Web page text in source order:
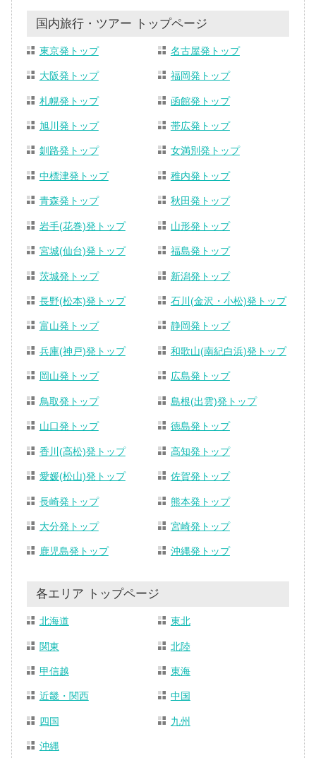
国内旅行・ツアー トップページ
東京発トップ 名古屋発トップ
大阪発トップ 福岡発トップ
札幌発トップ 函館発トップ
旭川発トップ 帯広発トップ
釧路発トップ 女満別発トップ
中標津発トップ 稚内発トップ
青森発トップ 秋田発トップ
岩手(花巻)発トップ 山形発トップ
宮城(仙台)発トップ 福島発トップ
茨城発トップ 新潟発トップ
長野(松本)発トップ 石川(金沢・小松)発トップ
富山発トップ 静岡発トップ
兵庫(神戸)発トップ 和歌山(南紀白浜)発トップ
岡山発トップ 広島発トップ
鳥取発トップ 島根(出雲)発トップ
山口発トップ 徳島発トップ
香川(高松)発トップ 高知発トップ
愛媛(松山)発トップ 佐賀発トップ
長崎発トップ 熊本発トップ
大分発トップ 宮崎発トップ
鹿児島発トップ 沖縄発トップ
各エリア トップページ
北海道 東北
関東 北陸
甲信越 東海
近畿・関西 中国
四国 九州
沖縄